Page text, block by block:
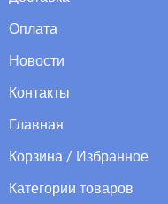
Оплата
Новости
Контакты
Главная
Корзина / Избранное
Категории товаров